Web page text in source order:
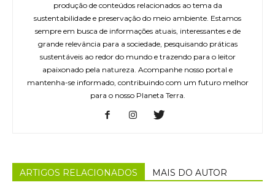
produção de conteúdos relacionados ao tema da
sustentabilidade e preservação do meio ambiente. Estamos
sempre em busca de informações atuais, interessantes e de
grande relevância para a sociedade, pesquisando práticas
sustentáveis ao redor do mundo e trazendo para o leitor
apaixonado pela natureza. Acompanhe nosso portal e
mantenha-se informado, contribuindo com um futuro melhor
para o nosso Planeta Terra.
ARTIGOS RELACIONADOS MAIS DO AUTOR